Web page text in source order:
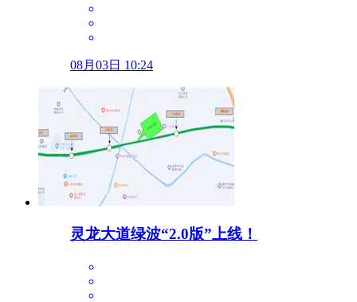
08月03日 10:24
灵龙大道绿波“2.0版”上线！